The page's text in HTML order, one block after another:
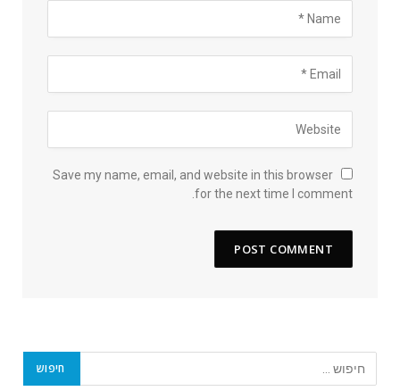
Save my name, email, and website in this browser
for the next time I comment.